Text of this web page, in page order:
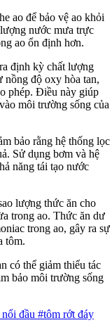
ao để bảo vệ ao khỏi
nước mưa trực
ao ổn định hơn.
định kỳ chất lượng
nồng độ oxy hòa tan,
phép. Điều này giúp
môi trường sống của
bảo rằng hệ thống lọc
Sử dụng bơm và hệ
năng tái tạo nước
lượng thức ăn cho
trong ao. Thức ăn dư
trong ao, gây ra sự
tôm.
có thể giảm thiểu tác
bảo môi trường sống
đầu #tôm rớt đáy